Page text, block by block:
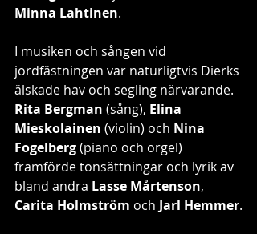
Minna Lahtinen.
I musiken och sången vid
jordfästningen var naturligtvis Dierks
älskade hav och segling närvarande.
Rita Bergman (sång), Elina
Mieskolainen (violin) och Nina
Fogelberg (piano och orgel)
framförde tonsättningar och lyrik av
bland andra Lasse Mårtenson,
Carita Holmström och Jarl Hemmer.